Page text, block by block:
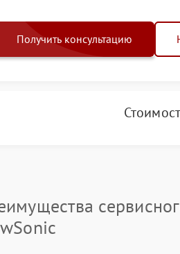
Получить консультацию